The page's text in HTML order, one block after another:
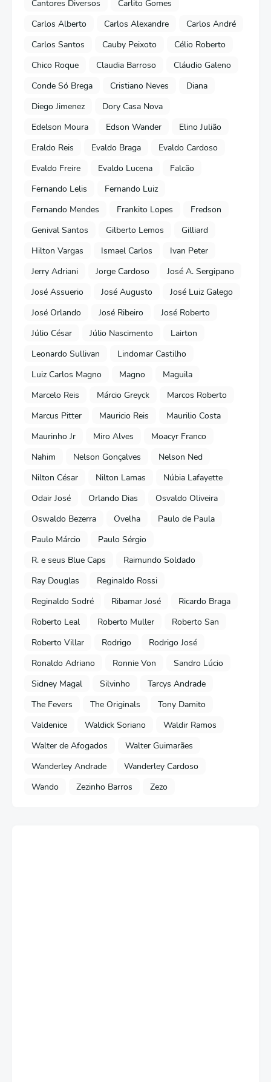
Cantores Diversos
Carlito Gomes
Carlos Alberto
Carlos Alexandre
Carlos André
Carlos Santos
Cauby Peixoto
Célio Roberto
Chico Roque
Claudia Barroso
Cláudio Galeno
Conde Só Brega
Cristiano Neves
Diana
Diego Jimenez
Dory Casa Nova
Edelson Moura
Edson Wander
Elino Julião
Eraldo Reis
Evaldo Braga
Evaldo Cardoso
Evaldo Freire
Evaldo Lucena
Falcão
Fernando Lelis
Fernando Luiz
Fernando Mendes
Frankito Lopes
Fredson
Genival Santos
Gilberto Lemos
Gilliard
Hilton Vargas
Ismael Carlos
Ivan Peter
Jerry Adriani
Jorge Cardoso
José A. Sergipano
José Assuerio
José Augusto
José Luiz Galego
José Orlando
José Ribeiro
José Roberto
Júlio César
Júlio Nascimento
Lairton
Leonardo Sullivan
Lindomar Castilho
Luiz Carlos Magno
Magno
Maguila
Marcelo Reis
Márcio Greyck
Marcos Roberto
Marcus Pitter
Mauricio Reis
Maurilio Costa
Maurinho Jr
Miro Alves
Moacyr Franco
Nahim
Nelson Gonçalves
Nelson Ned
Nilton César
Nilton Lamas
Núbia Lafayette
Odair José
Orlando Dias
Osvaldo Oliveira
Oswaldo Bezerra
Ovelha
Paulo de Paula
Paulo Márcio
Paulo Sérgio
R. e seus Blue Caps
Raimundo Soldado
Ray Douglas
Reginaldo Rossi
Reginaldo Sodré
Ribamar José
Ricardo Braga
Roberto Leal
Roberto Muller
Roberto San
Roberto Villar
Rodrigo
Rodrigo José
Ronaldo Adriano
Ronnie Von
Sandro Lúcio
Sidney Magal
Silvinho
Tarcys Andrade
The Fevers
The Originals
Tony Damito
Valdenice
Waldick Soriano
Waldir Ramos
Walter de Afogados
Walter Guimarães
Wanderley Andrade
Wanderley Cardoso
Wando
Zezinho Barros Zezo